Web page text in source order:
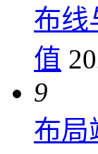
布线
值
9
布局